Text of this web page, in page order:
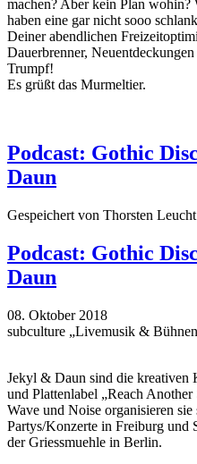
machen? Aber kein Plan
haben eine gar nicht sooo
Deiner abendlichen
Dauerbrenner,
Trumpf!
Es grüßt das Murmeltier.
Podcast: Gothic
Daun
Gespeichert von Thorsten Leucht
Podcast: Gothic
Daun
08. Oktober 2018
subculture „Livemusik &
Jekyl & Daun sind die kreativen
und Plattenlabel „Reach
Wave und Noise organisieren
Partys/Konzerte in Freiburg und
der Griessmuehle in Berlin.